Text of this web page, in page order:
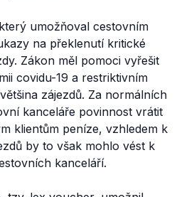
umožňoval cestovním
na překlenutí kritické
Zákon měl pomoci vyřešit
covidu-19 a restriktivním
zájezdů. Za normálních
kanceláře povinnost vrátit
klientům peníze, vzhledem k
by to však mohlo vést k
kanceláří.